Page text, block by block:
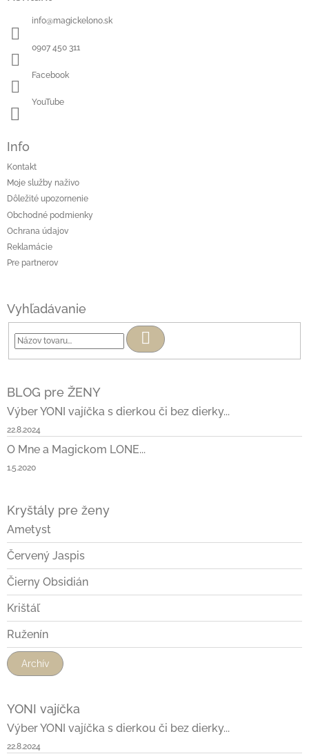
info@magickelono.sk
0907 450 311
Facebook
YouTube
Info
Kontakt
Moje služby naživo
Dôležité upozornenie
Obchodné podmienky
Ochrana údajov
Reklamácie
Pre partnerov
Vyhľadávanie
Hľadať
BLOG pre ŽENY
Výber YONI vajíčka s dierkou či bez dierky...
22.8.2024
O Mne a Magickom LONE...
1.5.2020
Kryštály pre ženy
Ametyst
Červený Jaspis
Čierny Obsidián
Krištáľ
Ruženín
Archív
YONI vajíčka
Výber YONI vajíčka s dierkou či bez dierky...
22.8.2024